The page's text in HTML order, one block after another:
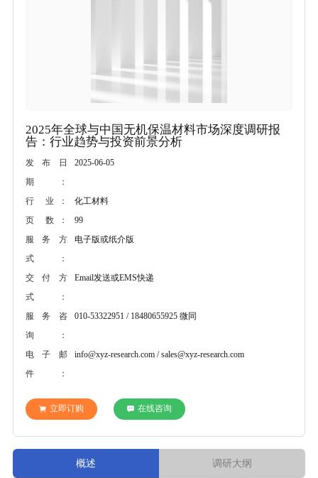
2025年全球与中国无机保温材料市场深度调研报
告：行业趋势与投资前景分析
发布日
期：
2025-06-05
行 业：
化工材料
页 数：
99
服务方
式：
电子版或纸介版
交付方
式：
Email发送或EMS快递
服务咨
询：
010-53322951 / 18480655925 微同
电子邮
件：
info@xyz-research.com / sales@xyz-research.com
立即订购 在线咨询
概述 调研大纲